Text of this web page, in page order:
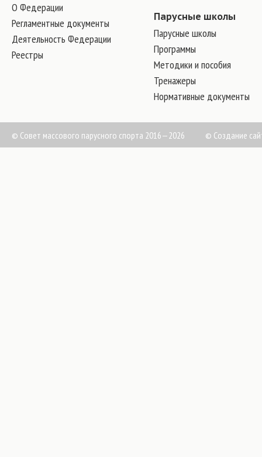
О Федерации
Регламентные документы
Деятельность Федерации
Реестры
Парусные школы
Парусные школы
Программы
Методики и пособия
Тренажеры
Нормативные документы
© Совет массового парусного спорта 2016—2026 © Создание